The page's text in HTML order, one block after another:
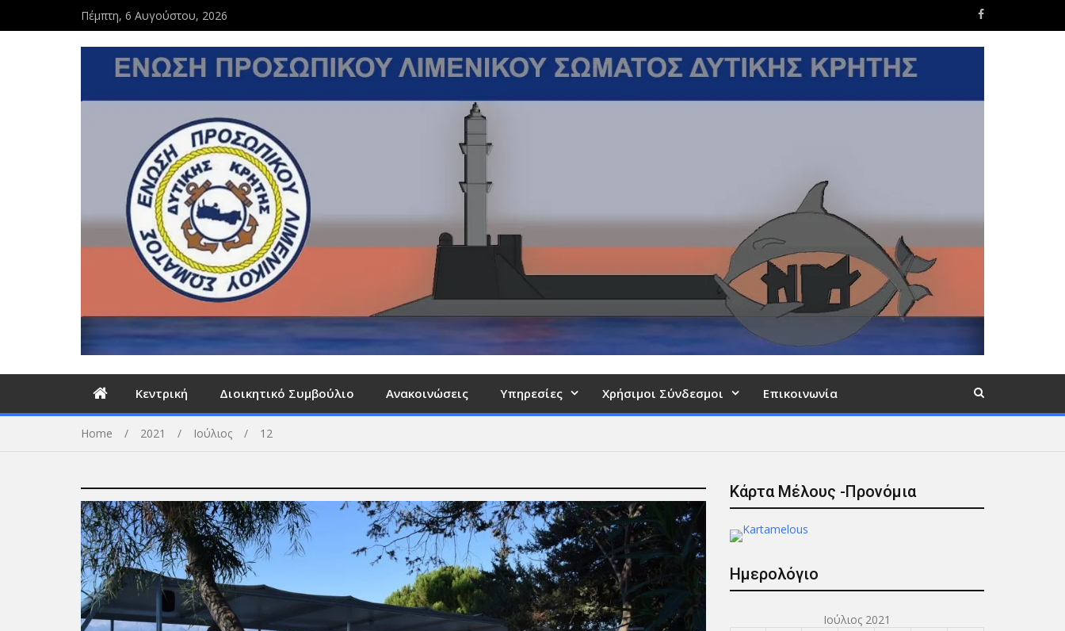
Πέμπτη, 6 Αυγούστου, 2026
Κεντρική Διοικητικό Συμβούλιο Ανακοινώσεις Υπηρεσίες Χρήσιμοι Σύνδεσμοι Επικοινωνία
Home 2021 Ιούλιος 12
Κάρτα Μέλους -Προνόμια
Ημερολόγιο
Ιούλιος 2021